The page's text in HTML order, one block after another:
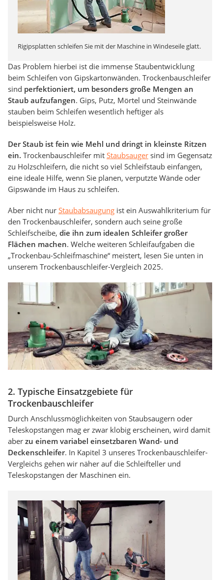
Rigipsplatten schleifen Sie mit der Maschine in Windeseile glatt.
Das Problem hierbei ist die immense Staubentwicklung
beim Schleifen von Gipskartonwänden. Trockenbauschleifer
sind perfektioniert, um besonders große Mengen an
Staub aufzufangen. Gips, Putz, Mörtel und Steinwände
stauben beim Schleifen wesentlich heftiger als
beispielsweise Holz.
Der Staub ist fein wie Mehl und dringt in kleinste Ritzen
ein. Trockenbauschleifer mit Staubsauger sind im Gegensatz
zu Holzschleifern, die nicht so viel Schleifstaub einfangen,
eine ideale Hilfe, wenn Sie planen, verputzte Wände oder
Gipswände im Haus zu schleifen.
Aber nicht nur Staubabsaugung ist ein Auswahlkriterium für
den Trockenbauschleifer, sondern auch seine große
Schleifscheibe, die ihn zum idealen Schleifer großer
Flächen machen. Welche weiteren Schleifaufgaben die
„Trockenbau-Schleifmaschine“ meistert, lesen Sie unten in
unserem Trockenbauschleifer-Vergleich 2025.
2. Typische Einsatzgebiete für
Trockenbauschleifer
Durch Anschlussmöglichkeiten von Staubsaugern oder
Teleskopstangen mag er zwar klobig erscheinen, wird damit
aber zu einem variabel einsetzbaren Wand- und
Deckenschleifer. In Kapitel 3 unseres Trockenbauschleifer-
Vergleichs gehen wir näher auf die Schleifteller und
Teleskopstangen der Maschinen ein.